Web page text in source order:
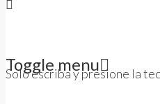
Solo escriba y presione la
Toggle menu